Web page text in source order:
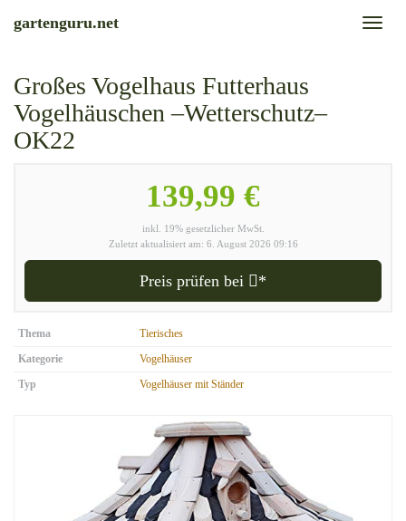
Toggle
gartenguru.net
Großes Vogelhaus Futterhaus
Vogelhäuschen –Wetterschutz–
OK22
139,99 €
inkl. 19% gesetzlicher MwSt.
Zuletzt aktualisiert am: 6. August 2026 09:16
Preis prüfen bei *
Thema
Tierisches
Kategorie
Vogelhäuser
Typ
Vogelhäuser mit Ständer